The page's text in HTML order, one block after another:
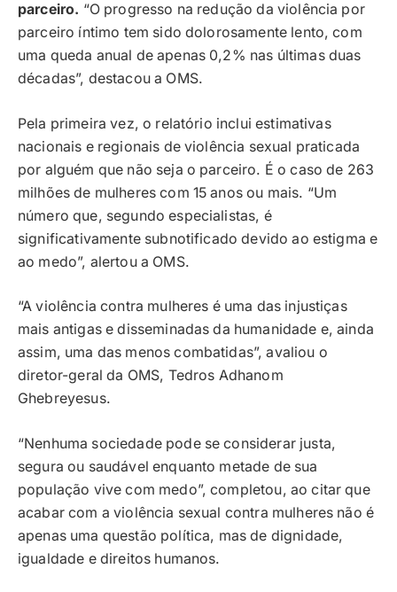
parceiro. “O progresso na redução da violência por
parceiro íntimo tem sido dolorosamente lento, com
uma queda anual de apenas 0,2% nas últimas duas
décadas”, destacou a OMS.
Pela primeira vez, o relatório inclui estimativas
nacionais e regionais de violência sexual praticada
por alguém que não seja o parceiro. É o caso de 263
milhões de mulheres com 15 anos ou mais. “Um
número que, segundo especialistas, é
significativamente subnotificado devido ao estigma e
ao medo”, alertou a OMS.
“A violência contra mulheres é uma das injustiças
mais antigas e disseminadas da humanidade e, ainda
assim, uma das menos combatidas”, avaliou o
diretor-geral da OMS, Tedros Adhanom
Ghebreyesus.
“Nenhuma sociedade pode se considerar justa,
segura ou saudável enquanto metade de sua
população vive com medo”, completou, ao citar que
acabar com a violência sexual contra mulheres não é
apenas uma questão política, mas de dignidade,
igualdade e direitos humanos.